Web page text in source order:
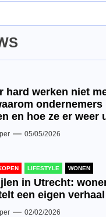
hard werken niet
ondernemers
en hoe ze er weer
05/05/2026
LIFESTYLE WONEN
in Utrecht:
een eigen verhaal
02/02/2026